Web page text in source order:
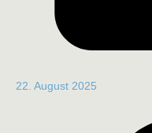
22. August 2025